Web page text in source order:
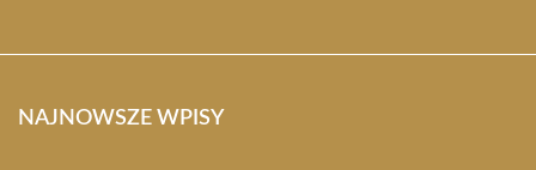
NAJNOWSZE WPISY